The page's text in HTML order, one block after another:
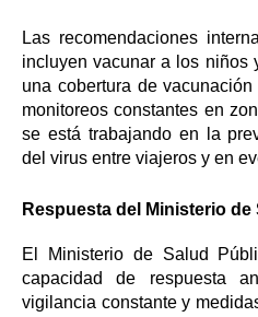
Las recomendaciones
incluyen vacunar a los niños
una cobertura de vacunación
monitoreos constantes en
se está trabajando en la
del virus entre viajeros y en
Respuesta del Ministerio de
El Ministerio de Salud
capacidad de respuesta
vigilancia constante y